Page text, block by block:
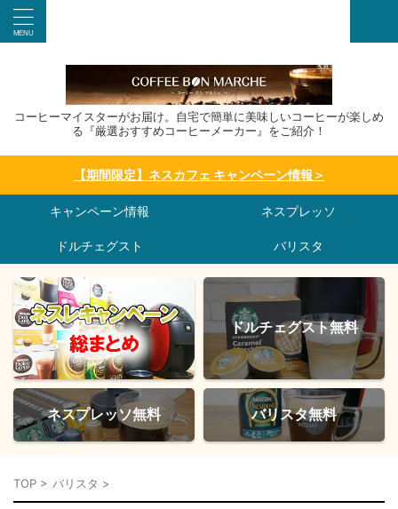
コーヒーマイスターがお届け。自宅で簡単に美味しいコーヒーが楽しめ
る『厳選おすすめコーヒーメーカー』をご紹介！
【期間限定】ネスカフェ キャンペーン情報＞
キャンペーン情報 ネスプレッソ
ドルチェグスト バリスタ
ドルチェグスト無料
ネスプレッソ無料 バリスタ無料
TOP > バリスタ >